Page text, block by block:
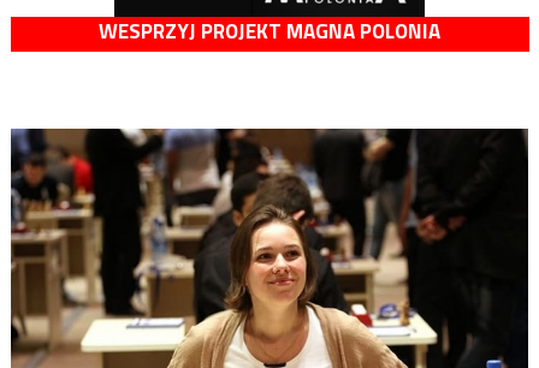
WESPRZYJ PROJEKT MAGNA POLONIA